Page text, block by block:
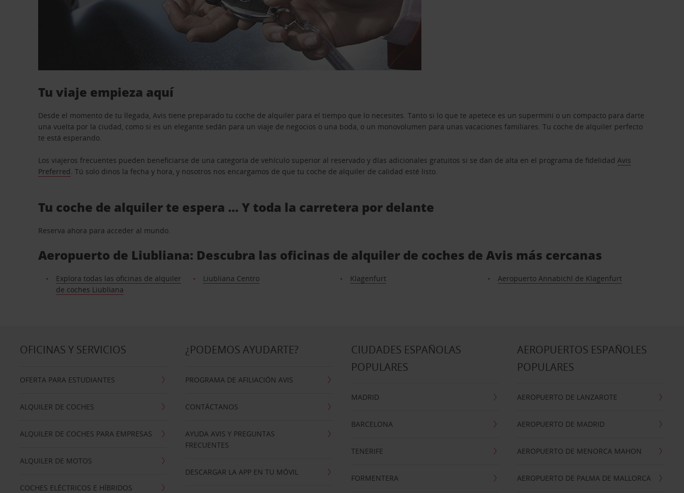
Tu viaje empieza aquí
Desde el momento de tu llegada, Avis tiene preparado tu coche de alquiler para el tiempo que lo necesites. Tanto si lo que te apetece es un supermini o un compacto para darte
una vuelta por la ciudad, como si es un elegante sedán para un viaje de negocios o una boda, o un monovolumen para unas vacaciones familiares. Tu coche de alquiler perfecto
te está esperando.
Los viajeros frecuentes pueden beneficiarse de una categoría de vehículo superior al reservado y días adicionales gratuitos si se dan de alta en el programa de fidelidadAvis
Preferred. Tú solo dinos la fecha y hora, y nosotros nos encargamos de que tu coche de alquiler de calidad esté listo.
Tu coche de alquiler te espera … Y toda la carretera por delante
Reserva ahora para acceder al mundo.
Aeropuerto de Liubliana: Descubra las oficinas de alquiler de coches de Avis más cercanas
Explora todas las oficinas de alquiler
de coches Liubliana
Liubliana Centro Klagenfurt Aeropuerto Annabichl de Klagenfurt
OFICINAS Y SERVICIOS
OFERTA PARA ESTUDIANTES
ALQUILER DE COCHES
ALQUILER DE COCHES PARA EMPRESAS
ALQUILER DE MOTOS
COCHES ELÉCTRICOS E HÍBRIDOS
¿PODEMOS AYUDARTE?
PROGRAMA DE AFILIACIÓN AVIS
CONTÁCTANOS
AYUDA AVIS Y PREGUNTAS
FRECUENTES
DESCARGAR LA APP EN TU MÓVIL
CIUDADES ESPAÑOLAS
POPULARES
MADRID
BARCELONA
TENERIFE
FORMENTERA
AEROPUERTOS ESPAÑOLES
POPULARES
AEROPUERTO DE LANZAROTE
AEROPUERTO DE MADRID
AEROPUERTO DE MENORCA MAHON
AEROPUERTO DE PALMA DE MALLORCA